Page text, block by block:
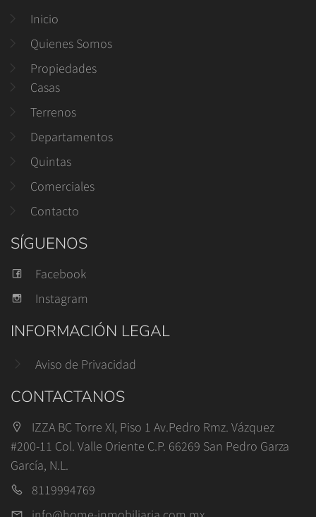
Inicio
Quienes Somos
Propiedades
Casas
Terrenos
Departamentos
Quintas
Comerciales
Contacto
SÍGUENOS
Facebook
Instagram
INFORMACIÓN LEGAL
Aviso de Privacidad
CONTACTANOS
IZZA BC Torre XI, Piso 1 Av.Pedro Rmz. Vázquez
#200-11 Col. Valle Oriente C.P. 66269 San Pedro Garza
García, N.L.
8119994769